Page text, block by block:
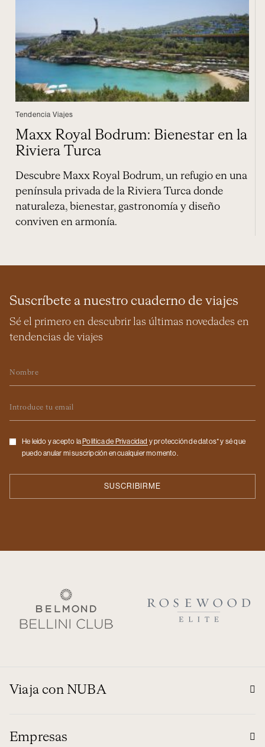
Tendencia Viajes
Maxx Royal Bodrum: Bienestar en la
Riviera Turca
Descubre Maxx Royal Bodrum, un refugio en una
península privada de la Riviera Turca donde
naturaleza, bienestar, gastronomía y diseño
conviven en armonía.
Suscríbete a nuestro cuaderno de viajes
Sé el primero en descubrir las últimas novedades en
tendencias de viajes
Checkbox
He leído y acepto la Politica de Privacidad y protección de datos* y sé que
puedo anular mi suscripción en cualquier momento.
Viaja con NUBA
Empresas